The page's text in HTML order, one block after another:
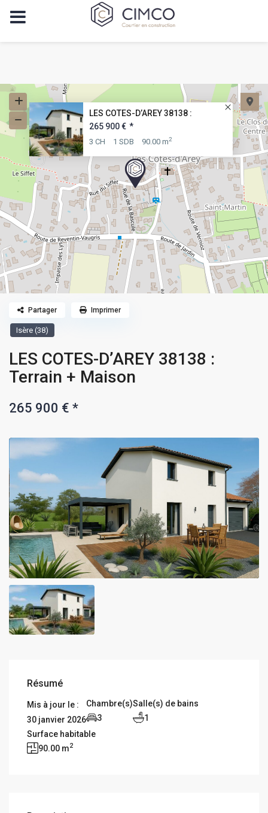
LES COTES-D’AREY 38138 :
265 900 € *
3 CH 1 SDB 90.00 m2
Isère (38)
LES COTES-D’AREY 38138 :
Terrain + Maison
265 900 €*
Partager Imprimer
Résumé
Mis à jour le :
30 janvier 2026
Chambre(s)
3
Salle(s) de bains
1
Surface habitable
90.00 m2